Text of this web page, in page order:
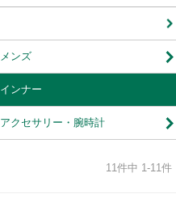
メンズ
インナー
アクセサリー・腕時計
11件中 1-11件